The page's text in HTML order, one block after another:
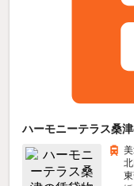
ハーモニーテラス桑